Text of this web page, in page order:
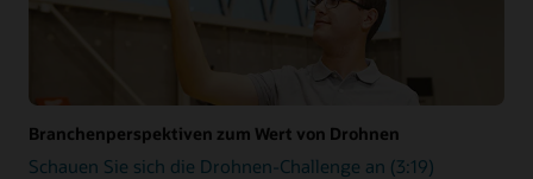
Branchenperspektiven zum Wert von Drohnen
Schauen Sie sich die Drohnen-Challenge an (3:19)